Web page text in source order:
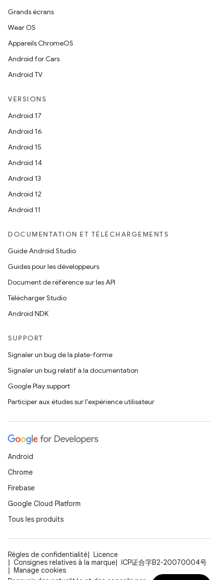
Grands écrans
Wear OS
Appareils ChromeOS
Android for Cars
Android TV
VERSIONS
Android 17
Android 16
Android 15
Android 14
Android 13
Android 12
Android 11
DOCUMENTATION ET TÉLÉCHARGEMENTS
Guide Android Studio
Guides pour les développeurs
Document de référence sur les API
Télécharger Studio
Android NDK
SUPPORT
Signaler un bug de la plate-forme
Signaler un bug relatif à la documentation
Google Play support
Participer aux études sur l'expérience utilisateur
Android
Chrome
Firebase
Google Cloud Platform
Tous les produits
Règles de confidentialité
Licence
Consignes relatives à la marque
ICP证合字B2-20070004号
Manage cookies